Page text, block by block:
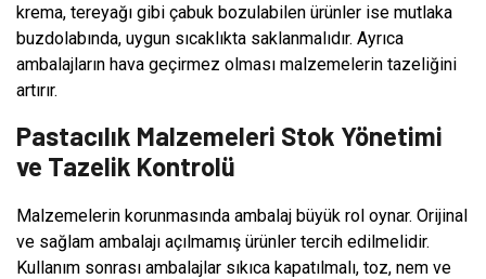
krema, tereyağı gibi çabuk bozulabilen ürünler ise mutlaka
buzdolabında, uygun sıcaklıkta saklanmalıdır. Ayrıca
ambalajların hava geçirmez olması malzemelerin tazeliğini
artırır.
Pastacılık Malzemeleri Stok Yönetimi
ve Tazelik Kontrolü
Malzemelerin korunmasında ambalaj büyük rol oynar. Orijinal
ve sağlam ambalajı açılmamış ürünler tercih edilmelidir.
Kullanım sonrası ambalajlar sıkıca kapatılmalı, toz, nem ve